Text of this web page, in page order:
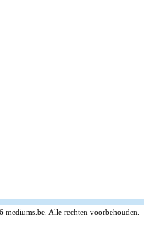
Alle rechten voorbehouden.